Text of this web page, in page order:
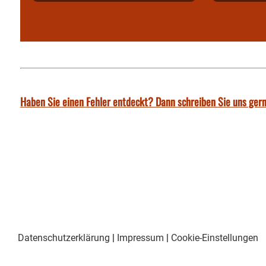
Haben Sie einen Fehler entdeckt? Dann schreiben Sie uns
Datenschutzerklärung | Impressum | Cookie-Einstellungen